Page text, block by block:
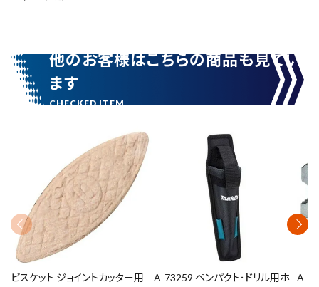
他のお客様はこちらの商品も見てい
ます
ビスケット ジョイントカッター用
A-73259 ペンパクト･ドリル用ホ
A-